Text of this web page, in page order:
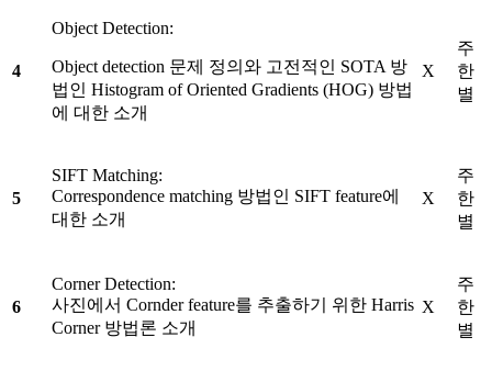
4
Object Detection:
Object detection 문제 정의와 고전적인 SOTA 방
법인 Histogram of Oriented Gradients (HOG) 방법
에 대한 소개
X
주
한
별
5
SIFT Matching:
Correspondence matching 방법인 SIFT feature에
대한 소개
X
주
한
별
6
Corner Detection:
사진에서 Cornder feature를 추출하기 위한 Harris
Corner 방법론 소개
X
주
한
별